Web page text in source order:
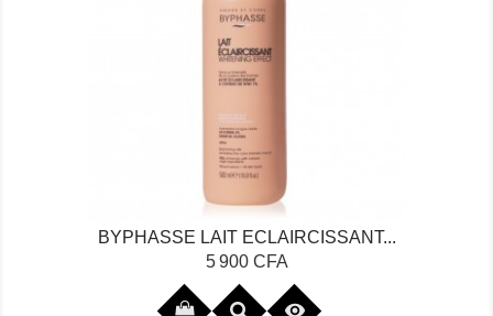
BYPHASSE LAIT ECLAIRCISSANT...
Prix
5 900 CFA
